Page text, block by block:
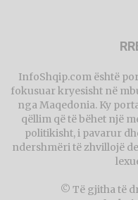
InfoShqip.com është
fokusuar kryesisht në
nga Maqedonia. Ky
qëllim që të bëhet një
politikisht, i pavarur
ndershmëri të zhvillojë
© Të gjitha të